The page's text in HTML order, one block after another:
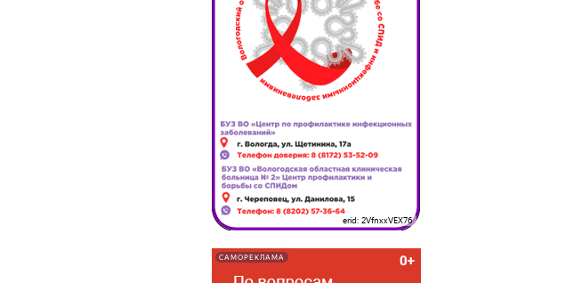
erid: 2VfnxxVEX76
САМОРЕКЛАМА